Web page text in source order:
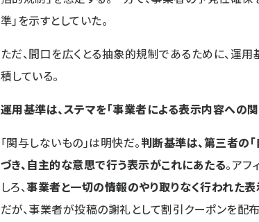
準」を示すとしていた。
ただ、間口を広くとる抽象的規制であるために、運
積している。
運用基準は、ステマを「事業者による表示内容への
「関与しないもの」は明快だ。判断基準は、第三者の
づき、自主的な意思で行う表示がこれにあたる。ア
しろ、事業者と一切の情報のやり取りなく行われた
だが、事業者が投稿の謝礼として割引クーポンを配